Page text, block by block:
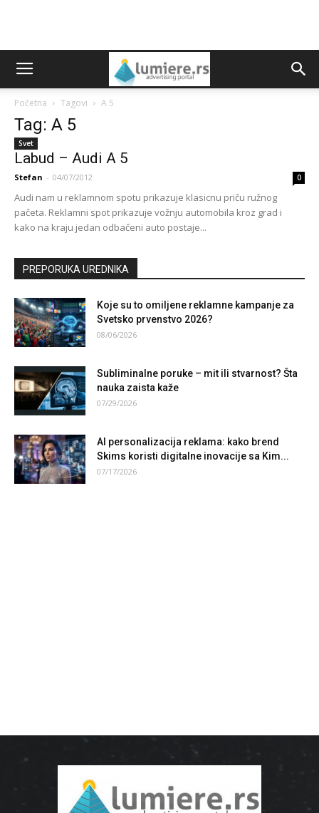
Početna Tagovi A 5
Tag: A 5
Svet
Labud – Audi A 5
Stefan - 04/07/2012 0
Audi nam u reklamnom spotu prikazuje klasicnu priču ružnog
pačeta. Reklamni spot prikazuje vožnju automobila kroz grad i
kako na kraju jedan odbačeni auto postaje...
PREPORUKA UREDNIKA
Koje su to omiljene reklamne kampanje za
Svetsko prvenstvo 2026?
08/06/2026
Subliminalne poruke – mit ili stvarnost? Šta
nauka zaista kaže
07/29/2026
AI personalizacija reklama: kako brend
Skims koristi digitalne inovacije sa Kim...
07/17/2026